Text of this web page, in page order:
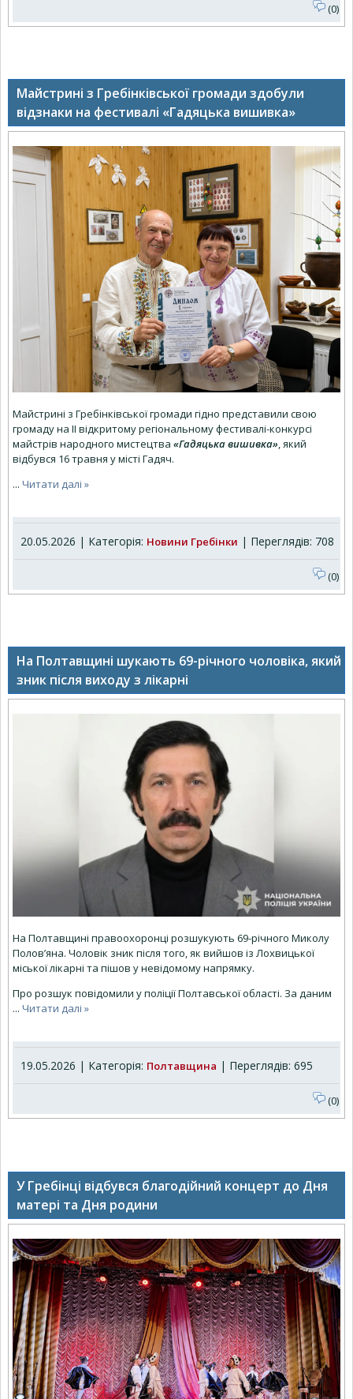
(0)
Майстрині з Гребінківської громади здобули
відзнаки на фестивалі «Гадяцька вишивка»
Майстрині з Гребінківської громади гідно представили свою
громаду на ІІ відкритому регіональному фестивалі-конкурсі
майстрів народного мистецтва «Гадяцька вишивка» , який
відбувся 16 травня у місті Гадяч.
... Читати далі »
20.05.2026 | Категорія: Новини Гребінки | Переглядів: 708
(0)
На Полтавщині шукають 69-річного чоловіка, який
зник після виходу з лікарні
На Полтавщині правоохоронці розшукують 69-річного Миколу
Полов’яна. Чоловік зник після того, як вийшов із Лохвицької
міської лікарні та пішов у невідомому напрямку.
Про розшук повідомили у поліції Полтавської області. За даним
... Читати далі »
19.05.2026 | Категорія: Полтавщина | Переглядів: 695
(0)
У Гребінці відбувся благодійний концерт до Дня
матері та Дня родини